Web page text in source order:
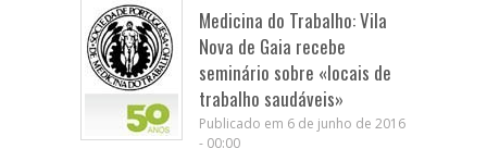
Medicina do Trabalho: Vila
Nova de Gaia recebe
seminário sobre «locais de
trabalho saudáveis»
Publicado em 6 de junho de 2016
- 00:00